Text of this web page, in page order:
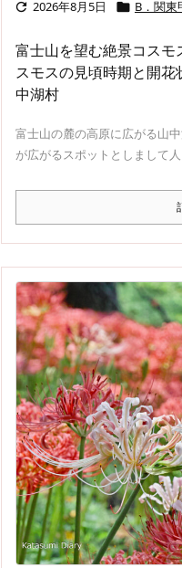
 2026年8月5日  B．関東
富士山を望む絶景コスモ
スモスの見頃時期と開
中湖村
富士山の麓の高原に広がる山
が広がるスポットとしまして人